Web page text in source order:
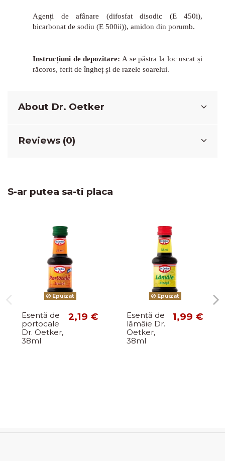
Agenți de afânare (difosfat disodic (E 450i),
bicarbonat de sodiu (E 500ii)), amidon din porumb.
Instrucțiuni de depozitare: A se păstra la loc uscat și
răcoros, ferit de îngheț și de razele soarelui.
About Dr. Oetker
Reviews (0)
S-ar putea sa-ti placa
Epuizat
Esență de
portocale
Dr. Oetker,
38ml
2,19 €
Epuizat
Esență de
lămâie Dr.
Oetker,
38ml
1,99 €